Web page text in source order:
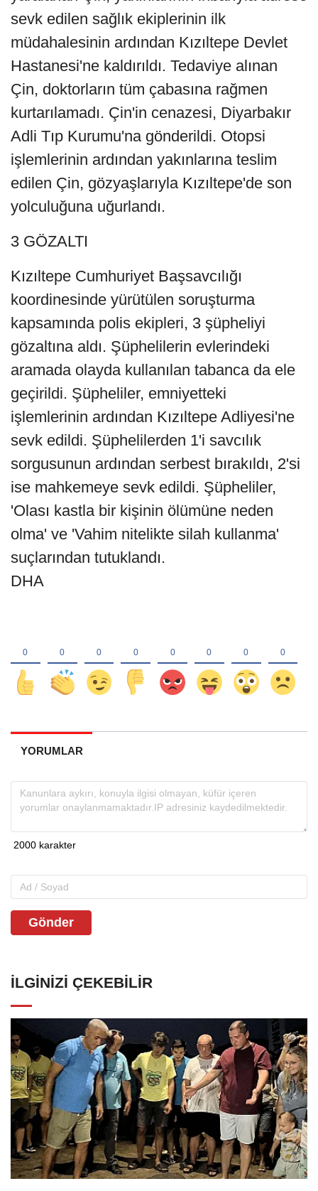
sevk edilen sağlık ekiplerinin ilk
müdahalesinin ardından Kızıltepe Devlet
Hastanesi'ne kaldırıldı. Tedaviye alınan
Çin, doktorların tüm çabasına rağmen
kurtarılamadı. Çin'in cenazesi, Diyarbakır
Adli Tıp Kurumu'na gönderildi. Otopsi
işlemlerinin ardından yakınlarına teslim
edilen Çin, gözyaşlarıyla Kızıltepe'de son
yolculuğuna uğurlandı.
3 GÖZALTI
Kızıltepe Cumhuriyet Başsavcılığı
koordinesinde yürütülen soruşturma
kapsamında polis ekipleri, 3 şüpheliyi
gözaltına aldı. Şüphelilerin evlerindeki
aramada olayda kullanılan tabanca da ele
geçirildi. Şüpheliler, emniyetteki
işlemlerinin ardından Kızıltepe Adliyesi'ne
sevk edildi. Şüphelilerden 1'i savcılık
sorgusunun ardından serbest bırakıldı, 2'si
ise mahkemeye sevk edildi. Şüpheliler,
'Olası kastla bir kişinin ölümüne neden
olma' ve 'Vahim nitelikte silah kullanma'
suçlarından tutuklandı.
DHA
YORUMLAR
Gönder
İLGINIZI ÇEKEBILIR